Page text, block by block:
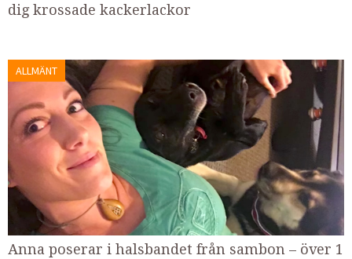
dig krossade kackerlackor
ALLMÄNT
Anna poserar i halsbandet från sambon – över 1